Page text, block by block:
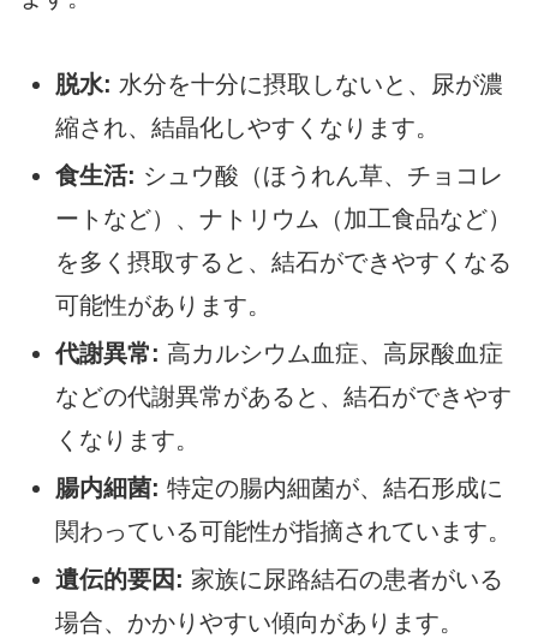
脱水: 水分を十分に摂取しないと、尿が濃
縮され、結晶化しやすくなります。
食生活: シュウ酸（ほうれん草、チョコレ
ートなど）、ナトリウム（加工食品など）
を多く摂取すると、結石ができやすくなる
可能性があります。
代謝異常: 高カルシウム血症、高尿酸血症
などの代謝異常があると、結石ができやす
くなります。
腸内細菌: 特定の腸内細菌が、結石形成に
関わっている可能性が指摘されています。
遺伝的要因: 家族に尿路結石の患者がいる
場合、かかりやすい傾向があります。